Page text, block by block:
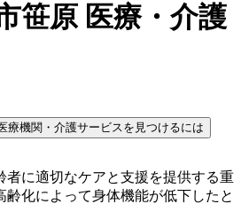
笹原 医療・介護
療機関・介護サービスを見つけるには
者に適切なケアと支援を提供する重
齢化によって身体機能が低下したと